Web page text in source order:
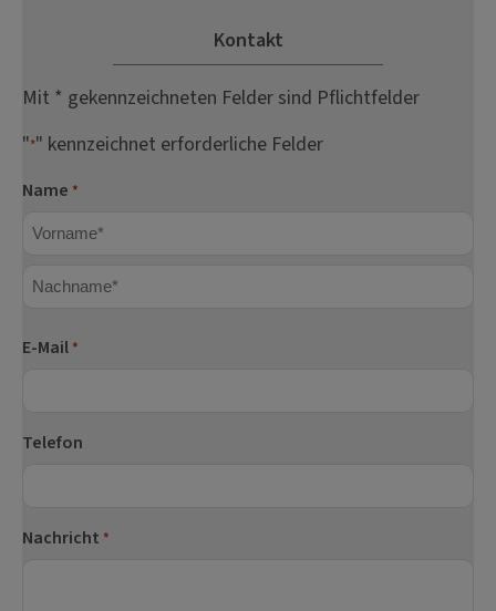
Kontakt
Mit * gekennzeichneten Felder sind Pflichtfelder
"*" kennzeichnet erforderliche Felder
Name *
E-Mail *
Telefon
Nachricht *